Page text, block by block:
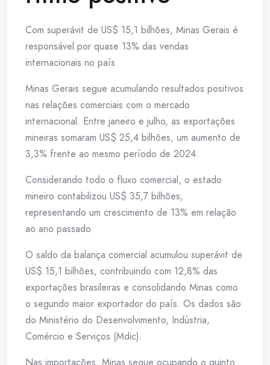
Com superávit de US$ 15,1 bilhões, Minas Gerais é
responsável por quase 13% das vendas
internacionais no país
Minas Gerais segue acumulando resultados positivos
nas relações comerciais com o mercado
internacional. Entre janeiro e julho, as exportações
mineiras somaram US$ 25,4 bilhões, um aumento de
3,3% frente ao mesmo período de 2024.
Considerando todo o fluxo comercial, o estado
mineiro contabilizou US$ 35,7 bilhões,
representando um crescimento de 13% em relação
ao ano passado.
O saldo da balança comercial acumulou superávit de
US$ 15,1 bilhões, contribuindo com 12,8% das
exportações brasileiras e consolidando Minas como
o segundo maior exportador do país. Os dados são
do Ministério do Desenvolvimento, Indústria,
Comércio e Serviços (Mdic).